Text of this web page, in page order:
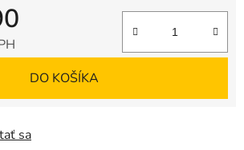
DO KOŠÍKA
sa